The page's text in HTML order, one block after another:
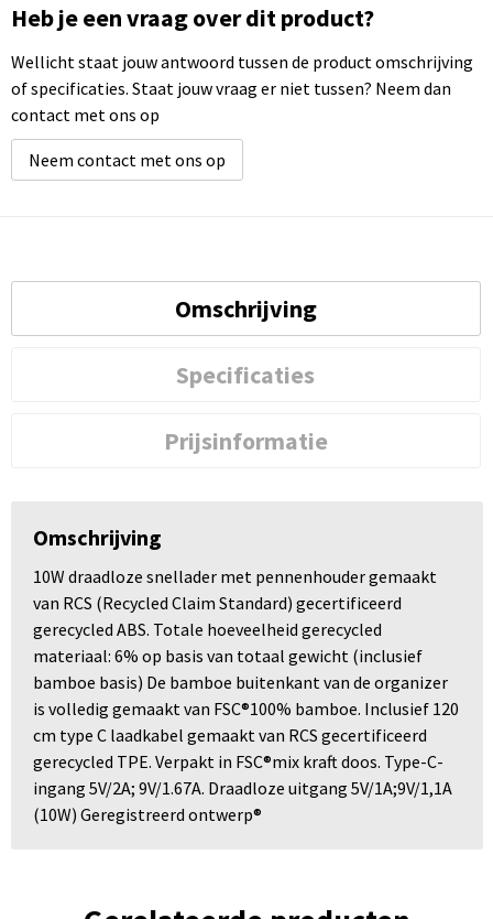
Heb je een vraag over dit product?
Wellicht staat jouw antwoord tussen de product omschrijving
of specificaties. Staat jouw vraag er niet tussen? Neem dan
contact met ons op
Neem contact met ons op
Omschrijving
Specificaties
Prijsinformatie
Omschrijving
10W draadloze snellader met pennenhouder gemaakt
van RCS (Recycled Claim Standard) gecertificeerd
gerecycled ABS. Totale hoeveelheid gerecycled
materiaal: 6% op basis van totaal gewicht (inclusief
bamboe basis) De bamboe buitenkant van de organizer
is volledig gemaakt van FSC®100% bamboe. Inclusief 120
cm type C laadkabel gemaakt van RCS gecertificeerd
gerecycled TPE. Verpakt in FSC®mix kraft doos. Type-C-
ingang 5V/2A; 9V/1.67A. Draadloze uitgang 5V/1A;9V/1,1A
(10W) Geregistreerd ontwerp®